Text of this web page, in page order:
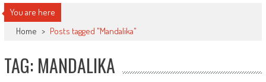
You are here
Home > Posts tagged "Mandalika"
TAG: MANDALIKA